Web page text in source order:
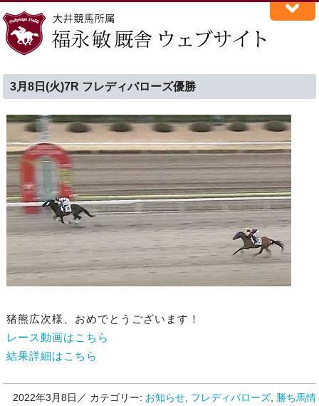
3月8日(火)7R フレディバローズ優勝
猪熊広次様、おめでとうございます！
レース動画はこちら
結果詳細はこちら
2022年3月8日／ カテゴリー: お知らせ, フレディバローズ, 勝ち馬情